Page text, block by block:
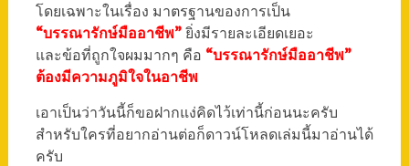
โดยเฉพาะในเรื่อง มาตรฐานของการเป็น
“บรรณารักษ์มืออาชีพ”ยิ่งมีรายละเอียดเยอะ
และข้อที่ถูกใจผมมากๆ คือ “บรรณารักษ์มืออาชีพ”
ต้องมีความภูมิใจในอาชีพ
เอาเป็นว่าวันนี้ก็ขอฝากแง่คิดไว้เท่านี้ก่อนนะครับ
สำหรับใครที่อยากอ่านต่อก็ดาวน์โหลดเล่มนี้มาอ่านได้
ครับ